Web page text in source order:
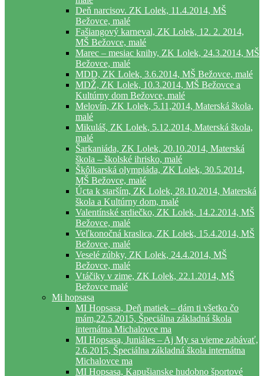
Deň narcisov. ZK Lolek, 11.4.2014, MŠ
Bežovce, malé
Fašiangový karneval, ZK Lolek, 12. 2. 2014,
MŠ Bežovce, malé
Marec – mesiac knihy, ZK Lolek, 24.3.2014, MŠ
Bežovce, malé
MDD, ZK Lolek, 3.6.2014, MŠ Bežovce, malé
MDŽ, ZK Lolek, 10.3.2014, MŠ Bežovce a
Kultúrny dom Bežovce, malé
Melovín, ZK Lolek, 5.11,2014, Materská škola,
malé
Mikuláš, ZK Lolek, 5.12.2014, Materská škola,
malé
Šarkaniáda, ZK Lolek, 20.10.2014, Materská
škola – školské ihrisko, malé
Škôlkarská olympiáda, ZK Lolek, 30.5.2014,
MŠ Bežovce, malé
Úcta k starším, ZK Lolek, 28.10.2014, Materská
škola a Kultúrny dom, malé
Valentínské srdiečko, ZK Lolek, 14.2.2014, MŠ
Bežovce, malé
Veľkonočná kraslica, ZK Lolek, 15.4.2014, MŠ
Bežovce, malé
Veselé zúbky, ZK Lolek, 24.4.2014, MŠ
Bežovce, malé
Vtáčiky v zime, ZK Lolek, 22.1.2014, MŠ
Bežovce malé
Mi hopsasa
MI Hopsasa, Deň matiek – dám ti všetko čo
mám,22.5.2015, Špeciálna základná škola
internátna Michalovce ma
MI Hopsasa, Juniáles – Aj My sa vieme zabávať,
2.6.2015, Špeciálna základná škola internátna
Michalovce ma
MI Hopsasa, Kapušianske hudobno športové